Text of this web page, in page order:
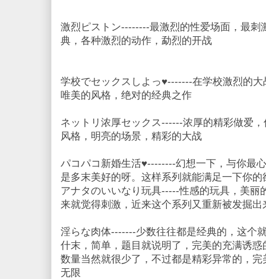
激烈ピストン--------最激烈的性爱场面，最刺
典，各种激烈的动作，勐烈的开战
学校でセックスしよっ♥-------在学校激烈的
唯美的风格，绝对的经典之作
ネットリ浓厚セックス------浓厚的精彩做爱
风格，明亮的场景，精彩的大战
パコパコ新婚生活♥--------幻想一下，与你最
是多末美好的呀。这样系列就能满足一下你
アナタのいいなり玩具-----性感的玩具，美丽
来就觉得刺激，近来这个系列又重新被发掘出
淫らな肉体-------少数往往都是经典的，这个
什末，简单，题目就说明了，完美的充满诱
数量当然就很少了，不过都是精彩异常的，
无限